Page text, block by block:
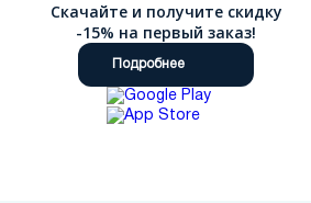
Скачайте и получите скидку
-15% на первый заказ!
Подробнее